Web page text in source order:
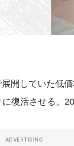
開していた低
復活させる。
ADVERTISING